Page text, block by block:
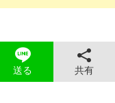
送る 共有